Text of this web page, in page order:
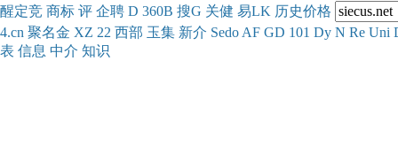
醒定竞 商标 评 企聘 D 360B 搜G 关健 易LK 历史价格
4.cn 聚名金 XZ 22 西部 玉集 新介 Sedo AF GD 101 Dy N Re Uni
表 信息 中介 知识